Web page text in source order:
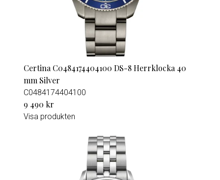
Certina C0484174404100 DS-8 Herrklocka 40
mm Silver
C0484174404100
9 490 kr
Visa produkten